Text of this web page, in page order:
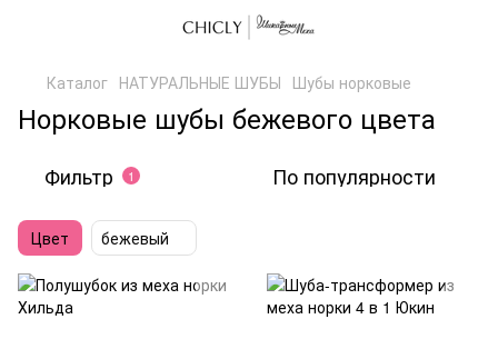
Каталог НАТУРАЛЬНЫЕ ШУБЫ Шубы норковые
Норковые шубы бежевого цвета
Фильтр 1 По популярности
Цвет бежевый